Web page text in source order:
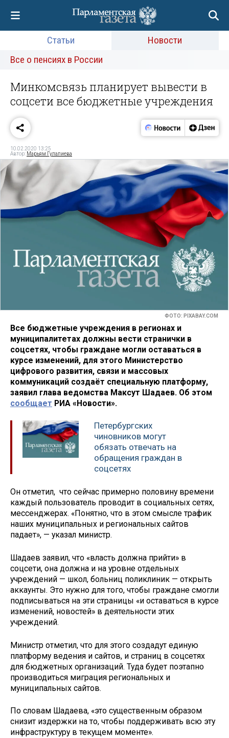
Статьи
Новости
Все о пенсиях в России
Минкомсвязь планирует вывести в
соцсети все бюджетные учреждения
10.02.2020 13:25
Автор: Марьям Гулалиева
ФОТО: PIXABAY.COM
Все бюджетные учреждения в регионах и
муниципалитетах должны вести странички в
соцсетях, чтобы граждане могли оставаться в
курсе изменений, для этого Министерство
цифрового развития, связи и массовых
коммуникаций создаёт специальную платформу,
заявил глава ведомства Максут Шадаев. Об этом
сообщает РИА «Новости».
Петербургских
чиновников могут
обязать отвечать на
обращения граждан в
соцсетях
Он отметил, что сейчас примерно половину времени
каждый пользователь проводит в социальных сетях,
мессенджерах. «Понятно, что в этом смысле трафик
наших муниципальных и региональных сайтов
падает», — указал министр.
Шадаев заявил, что «власть должна прийти» в
соцсети, она должна и на уровне отдельных
учреждений — школ, больниц поликлиник — открыть
аккаунты. Это нужно для того, чтобы граждане смогли
подписываться на эти страницы «и оставаться в курсе
изменений, новостей» в деятельности этих
учреждений.
Министр отметил, что для этого создадут единую
платформу ведения и сайтов, и страниц в соцсетях
для бюджетных организаций. Туда будет поэтапно
производиться миграция региональных и
муниципальных сайтов.
По словам Шадаева, «это существенным образом
снизит издержки на то, чтобы поддерживать всю эту
инфраструктуру в текущем моменте».